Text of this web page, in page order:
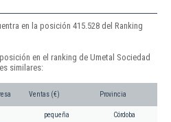
en la posición 415.528 del Ranking
en el ranking de Umetal Sociedad
similares:
Ventas (€) Provincia
pequeña Córdoba